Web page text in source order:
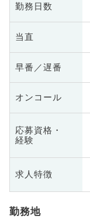
勤務日数
当直
早番／遅番
オンコール
応募資格・
経験
求人特徴
勤務地